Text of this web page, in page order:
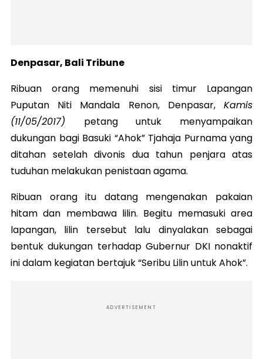
Denpasar, Bali Tribune
Ribuan orang memenuhi sisi timur Lapangan
Puputan Niti Mandala Renon, Denpasar, Kamis
(11/05/2017) petang untuk menyampaikan
dukungan bagi Basuki “Ahok” Tjahaja Purnama yang
ditahan setelah divonis dua tahun penjara atas
tuduhan melakukan penistaan agama.
Ribuan orang itu datang mengenakan pakaian
hitam dan membawa lilin. Begitu memasuki area
lapangan, lilin tersebut lalu dinyalakan sebagai
bentuk dukungan terhadap Gubernur DKI nonaktif
ini dalam kegiatan bertajuk “Seribu Lilin untuk Ahok”.
ADVERTISEMENT